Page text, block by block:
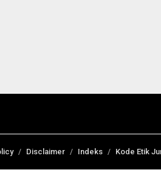
Disclaimer Indeks Kode Etik